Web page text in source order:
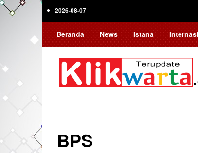
Skip
2026-08-07
Beranda News Istana
BPS